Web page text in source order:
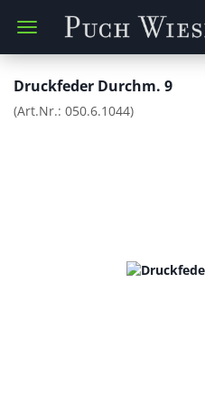
Druckfeder Durchm. 9
(Art.Nr.: 050.6.1044)